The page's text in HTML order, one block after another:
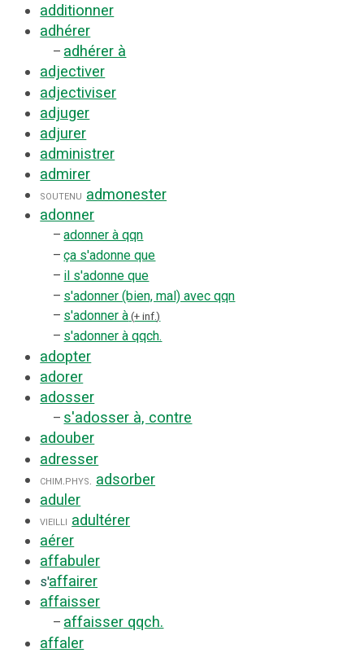
additionner
adhérer
– adhérer à
adjectiver
adjectiviser
adjuger
adjurer
administrer
admirer
soutenu admonester
adonner
– adonner à qqn
– ça s'adonne que
– il s'adonne que
– s'adonner (bien, mal) avec qqn
– s'adonner à + inf.
– s'adonner à qqch.
adopter
adorer
adosser
– s'adosser à, contre
adouber
adresser
chim. phys. adsorber
aduler
vieilli adultérer
aérer
affabuler
s'affairer
affaisser
– affaisser qqch.
affaler